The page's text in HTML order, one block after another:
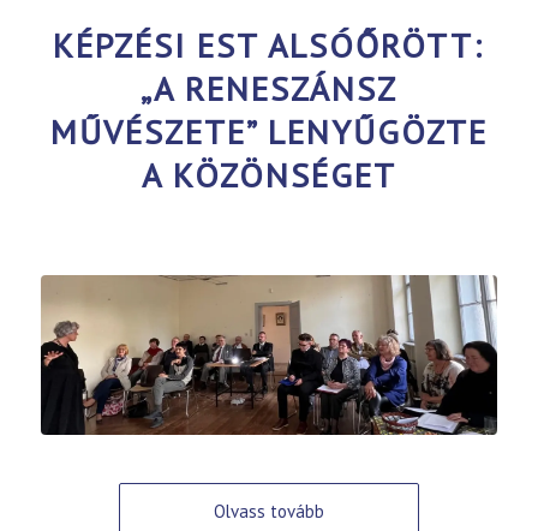
KÉPZÉSI EST ALSÓŐRÖTT:
„A RENESZÁNSZ
MŰVÉSZETE” LENYŰGÖZTE
A KÖZÖNSÉGET
Olvass tovább